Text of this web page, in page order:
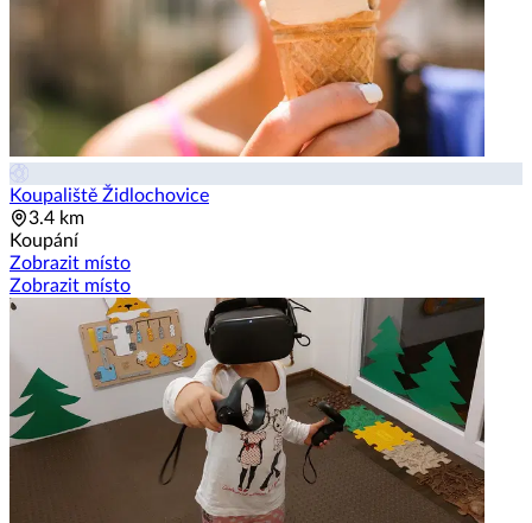
Koupaliště Židlochovice
3.4 km
Koupání
Zobrazit místo
Zobrazit místo